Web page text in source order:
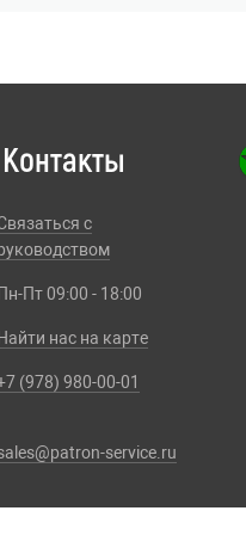
Контакты
с
Пн-Пт 09:00 - 18:00
Найти нас на карте
(978) 980-00-01
service.ru